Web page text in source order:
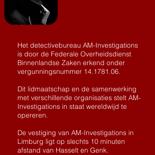
Het detectivebureau AM-Investigations
is door de Federale Overheidsdienst
Binnenlandse Zaken erkend onder
vergunningsnummer 14.1781.06.
Dit lidmaatschap en de samenwerking
met verschillende organisaties stelt AM-
Investigations in staat wereldwijd te
opereren.
De vestiging van AM-Investigations in
Limburg ligt op slechts 10 minuten
afstand van Hasselt en Genk.